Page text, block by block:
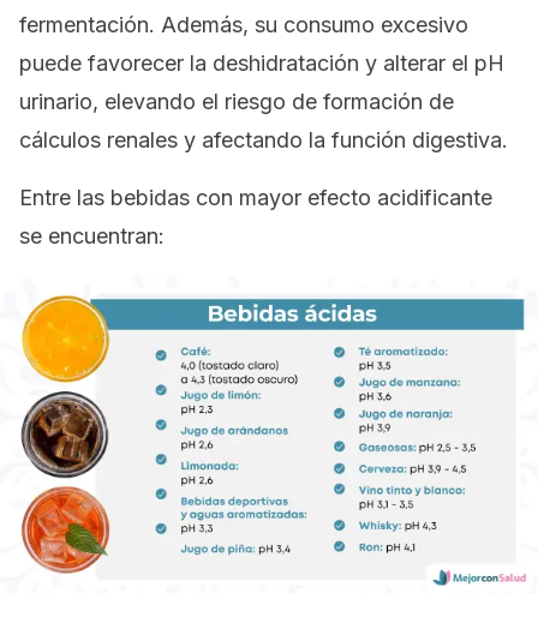
fermentación. Además, su consumo excesivo
puede favorecer la deshidratación y alterar el pH
urinario, elevando el riesgo de formación de
cálculos renales y afectando la función digestiva.
Entre las bebidas con mayor efecto acidificante
se encuentran: